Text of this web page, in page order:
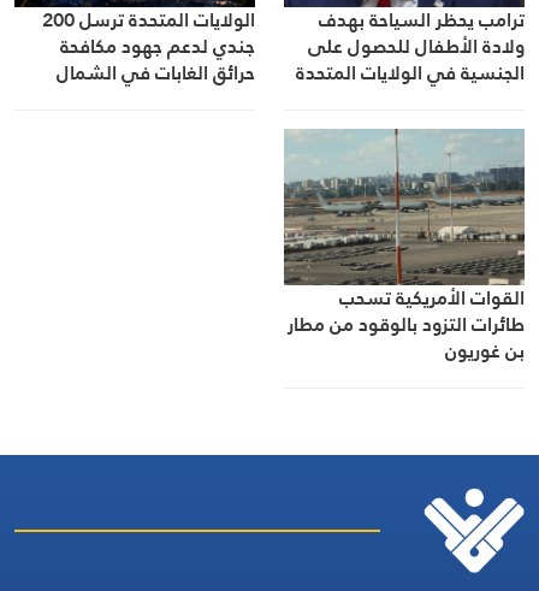
ترامب يحظر السياحة بهدف
ولادة الأطفال للحصول على
الجنسية في الولايات المتحدة
الولايات المتحدة ترسل 200
جندي لدعم جهود مكافحة
حرائق الغابات في الشمال
القوات الأمريكية تسحب
طائرات التزود بالوقود من مطار
بن غوريون